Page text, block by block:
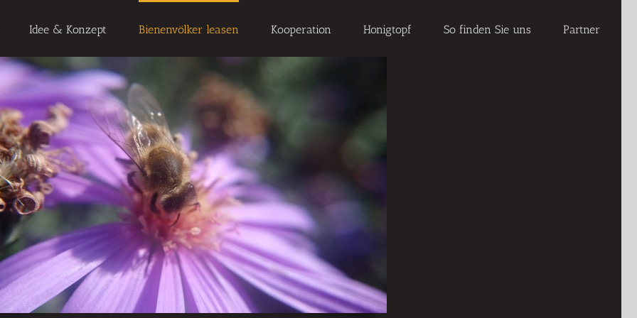
Idee & Konzept Bienenvölker leasen Kooperation Honigtopf So finden Sie uns Partner